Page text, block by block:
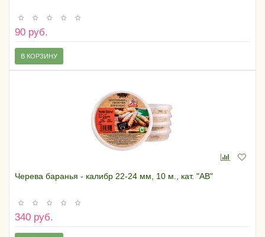
90 руб.
В КОРЗИНУ
Черева баранья - калибр 22-24 мм, 10 м., кат. "АВ"
340 руб.